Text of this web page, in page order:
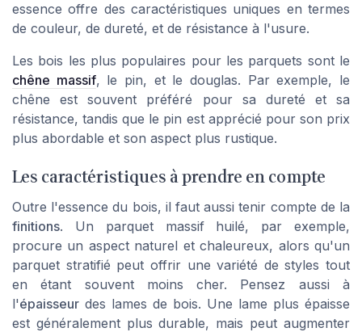
essence offre des caractéristiques uniques en termes
de couleur, de dureté, et de résistance à l'usure.
Les bois les plus populaires pour les parquets sont le
chêne massif, le pin, et le douglas. Par exemple, le
chêne est souvent préféré pour sa dureté et sa
résistance, tandis que le pin est apprécié pour son prix
plus abordable et son aspect plus rustique.
Les caractéristiques à prendre en compte
Outre l'essence du bois, il faut aussi tenir compte de la
finitions. Un parquet massif huilé, par exemple,
procure un aspect naturel et chaleureux, alors qu'un
parquet stratifié peut offrir une variété de styles tout
en étant souvent moins cher. Pensez aussi à
l'épaisseur des lames de bois. Une lame plus épaisse
est généralement plus durable, mais peut augmenter